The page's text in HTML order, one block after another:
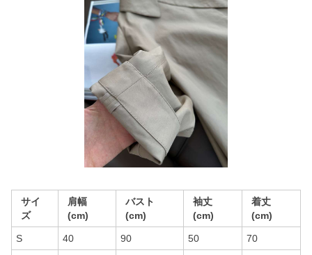
サイ
ズ
肩幅
(cm)
バスト
(cm)
袖丈
(cm)
着丈
(cm)
S 40 90 50 70